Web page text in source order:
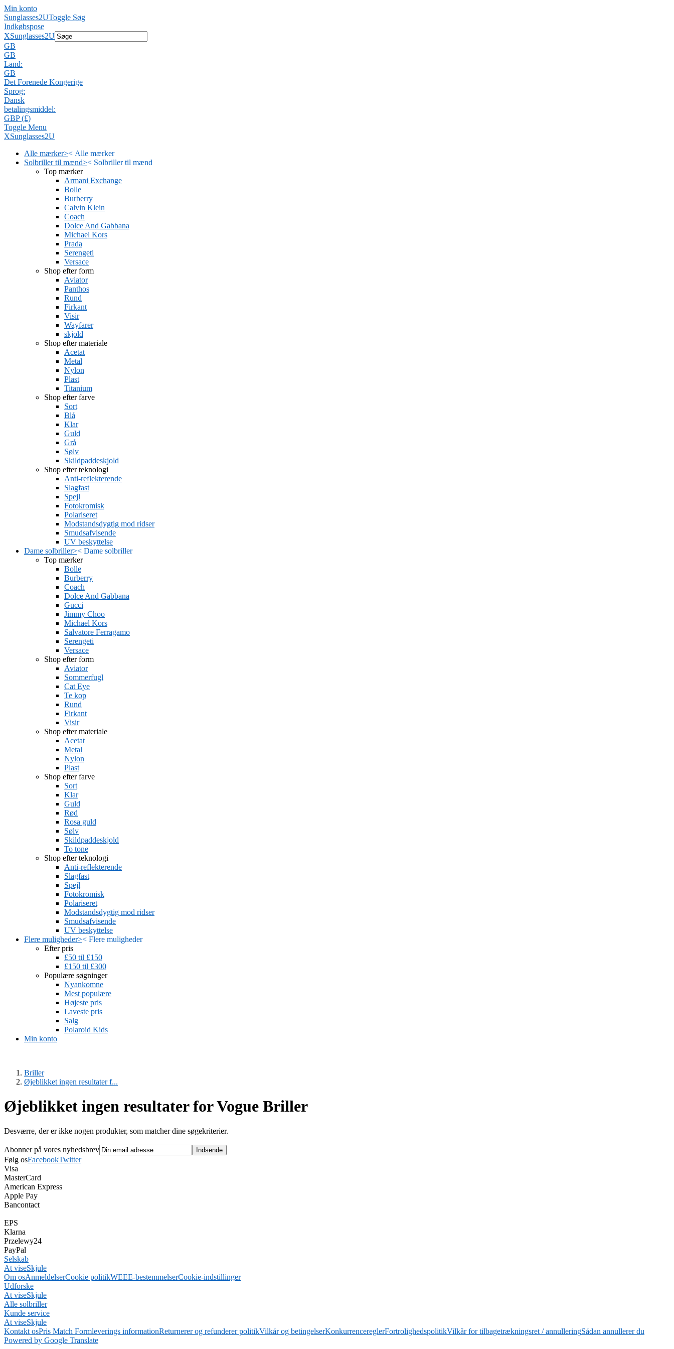
Min konto
Sunglasses2UToggle Søg
Indkøbspose
XSunglasses2U
GB
GB
Land:
GB
Det Forenede Kongerige
Sprog:
Dansk
betalingsmiddel:
GBP (£)
Toggle Menu
XSunglasses2U
Alle mærker>< Alle mærker
Solbriller til mænd>< Solbriller til mænd
Top mærker
Armani Exchange
Bolle
Burberry
Calvin Klein
Coach
Dolce And Gabbana
Michael Kors
Prada
Serengeti
Versace
Shop efter form
Aviator
Panthos
Rund
Firkant
Visir
Wayfarer
skjold
Shop efter materiale
Acetat
Metal
Nylon
Plast
Titanium
Shop efter farve
Sort
Blå
Klar
Guld
Grå
Sølv
Skildpaddeskjold
Shop efter teknologi
Anti-reflekterende
Slagfast
Spejl
Fotokromisk
Polariseret
Modstandsdygtig mod ridser
Smudsafvisende
UV beskyttelse
Dame solbriller>< Dame solbriller
Top mærker
Bolle
Burberry
Coach
Dolce And Gabbana
Gucci
Jimmy Choo
Michael Kors
Salvatore Ferragamo
Serengeti
Versace
Shop efter form
Aviator
Sommerfugl
Cat Eye
Te kop
Rund
Firkant
Visir
Shop efter materiale
Acetat
Metal
Nylon
Plast
Shop efter farve
Sort
Klar
Guld
Rød
Rosa guld
Sølv
Skildpaddeskjold
To tone
Shop efter teknologi
Anti-reflekterende
Slagfast
Spejl
Fotokromisk
Polariseret
Modstandsdygtig mod ridser
Smudsafvisende
UV beskyttelse
Flere muligheder>< Flere muligheder
Efter pris
£50 til £150
£150 til £300
Populære søgninger
Nyankomne
Mest populære
Højeste pris
Laveste pris
Salg
Polaroid Kids
Min konto
Briller
Øjeblikket ingen resultater f...
Øjeblikket ingen resultater for Vogue Briller
Desværre, der er ikke nogen produkter, som matcher dine søgekriterier.
Abonner på vores nyhedsbrev
Følg osFacebookTwitter
Visa
MasterCard
American Express
Apple Pay
Bancontact
EPS
Klarna
Przelewy24
PayPal
Selskab
At viseSkjule
Om osAnmeldelserCookie politikWEEE-bestemmelserCookie-indstillinger
Udforske
At viseSkjule
Alle solbriller
Kunde service
At viseSkjule
Kontakt osPris Match Formleverings informationReturnerer og refunderer politikVilkår og betingelserKonkurrencereglerFortrolighedspolitikVilkår for tilbagetrækningsret / annulleringSådan annullerer du
Powered by Google Translate